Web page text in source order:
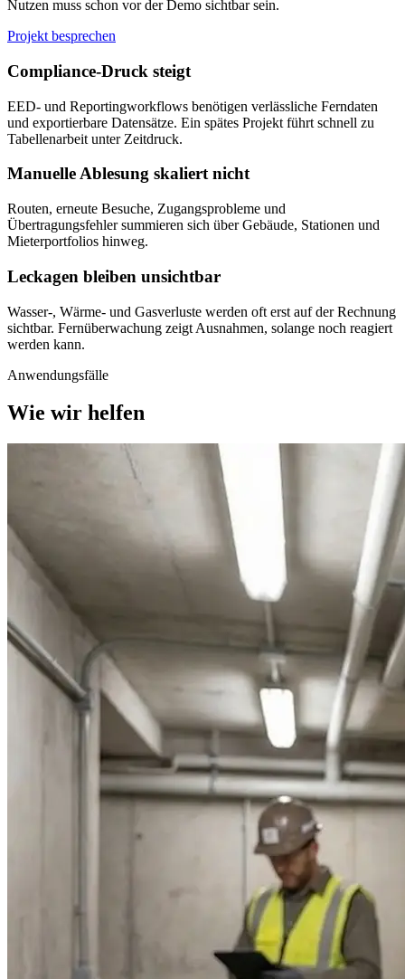
Nutzen muss schon vor der Demo sichtbar sein.
Projekt besprechen
Compliance-Druck steigt
EED- und Reportingworkflows benötigen verlässliche Ferndaten
und exportierbare Datensätze. Ein spätes Projekt führt schnell zu
Tabellenarbeit unter Zeitdruck.
Manuelle Ablesung skaliert nicht
Routen, erneute Besuche, Zugangsprobleme und
Übertragungsfehler summieren sich über Gebäude, Stationen und
Mieterportfolios hinweg.
Leckagen bleiben unsichtbar
Wasser-, Wärme- und Gasverluste werden oft erst auf der Rechnung
sichtbar. Fernüberwachung zeigt Ausnahmen, solange noch reagiert
werden kann.
Anwendungsfälle
Wie wir helfen